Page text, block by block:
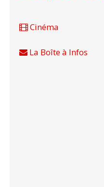
Cinéma
La Boîte à Infos